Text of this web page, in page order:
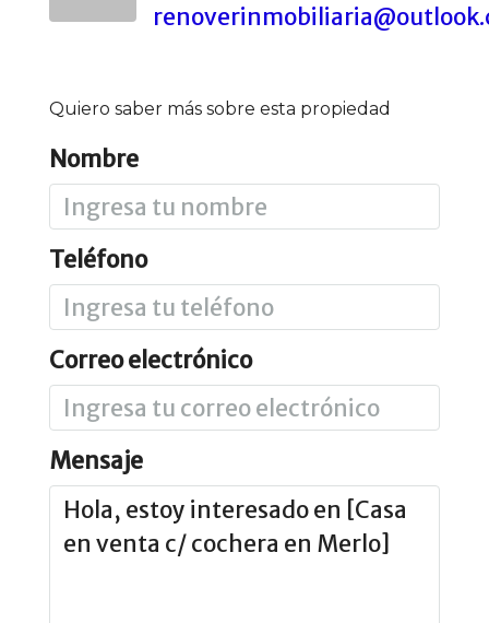
Quiero saber más sobre esta propiedad
Nombre
Teléfono
Correo electrónico
Mensaje